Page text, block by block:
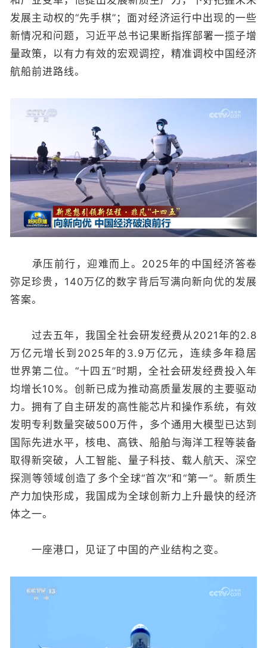
发展主动权的“先手棋”；面对经济运行中出现的一些
新情况和问题，习近平总书记果断指挥部署一揽子增
量政策，以有力有效的宏观调控，精准调校中国经济
航船前进路线。
承压前行，迎难而上。2025年的中国经济答卷
弥足珍贵，140万亿的数字背后写满向新向优的发展
答案。
过去五年，我国全社会研发经费从2021年的2.8
万亿元增长到2025年的3.9万亿元，连续多年稳居
世界第二位。“十四五”时期，全社会研发经费投入年
均增长10%。创新已成为推动高质量发展的主要驱动
力。拥有了自主研发的高性能芯片和操作系统，有效
发明专利数量突破500万件，多个通用大模型已达到
国际先进水平，核电、高铁、船舶与海洋工程等装备
取得新突破，人工智能、量子科技、载人航天、深空
探测等领域创造了多个全球“首次”和“第一”。新质生
产力加快形成，我国成为全球创新力上升最快的经济
体之一。
一座港口，见证了中国的产业结构之变。